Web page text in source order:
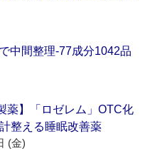
中間整理‐77成分1042品
薬】「ロゼレム」OTC化
整える睡眠改善薬
(金)